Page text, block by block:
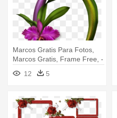
Marcos Gratis Para Fotos,
Marcos Gratis, Frame Free, -
Abecedario Decorado Con
Flores
12 5